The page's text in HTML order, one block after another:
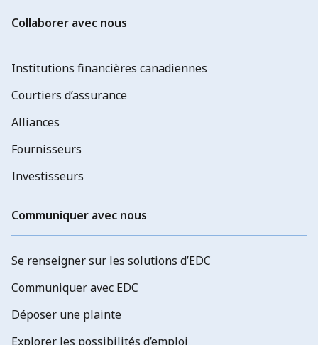
Collaborer avec nous
Institutions financières canadiennes
Courtiers d’assurance
Alliances
Fournisseurs
Investisseurs
Communiquer avec nous
Se renseigner sur les solutions d’EDC
Communiquer avec EDC
Déposer une plainte
Explorer les possibilités d’emploi